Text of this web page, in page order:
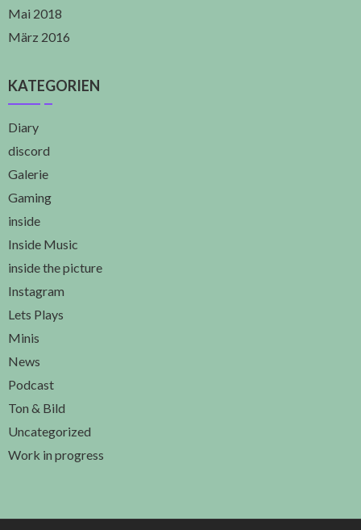
Mai 2018
März 2016
KATEGORIEN
Diary
discord
Galerie
Gaming
inside
Inside Music
inside the picture
Instagram
Lets Plays
Minis
News
Podcast
Ton & Bild
Uncategorized
Work in progress